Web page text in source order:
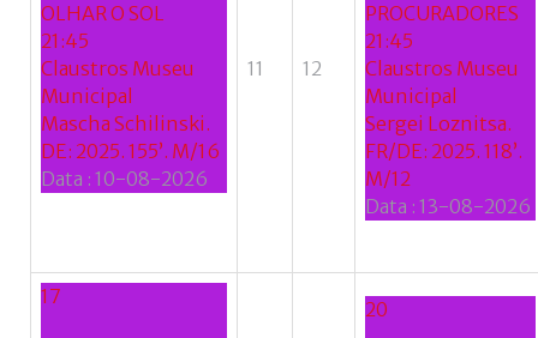
OLHAR O SOL
21:45
Claustros Museu
Municipal
Mascha Schilinski.
DE: 2025. 155’. M/16
Data : 10-08-2026
11 12
PROCURADORES
21:45
Claustros Museu
Municipal
Sergei Loznitsa.
FR/DE: 2025. 118’.
M/12
Data : 13-08-2026
17
20